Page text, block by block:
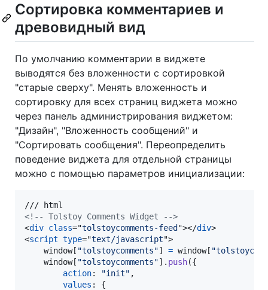
Сортировка комментариев и
древовидный вид
По умолчанию комментарии в виджете
выводятся без вложенности с сортировкой
"старые сверху". Менять вложенность и
сортировку для всех страниц виджета можно
через панель администрирования виджетом:
"Дизайн", "Вложенность сообщений" и
"Сортировать сообщения". Переопределить
поведение виджета для отдельной страницы
можно с помощью параметров инициализации:
<!-- Tolstoy Comments Widget -->
<div class="tolstoycomments-feed"></div>
<script type="text/javascript">
window[ "tolstoycomments"] = window[
window[ "tolstoycomments"] . push({
action: "init" ,
values : {